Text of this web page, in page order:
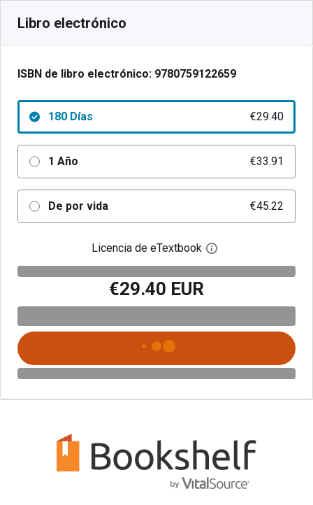
Libro electrónico
ISBN de libro electrónico: 9780759122659
180 Días €29.40
1 Año €33.91
De por vida €45.22
Licencia de eTextbook Abre el cuadro de
€29.40 EUR